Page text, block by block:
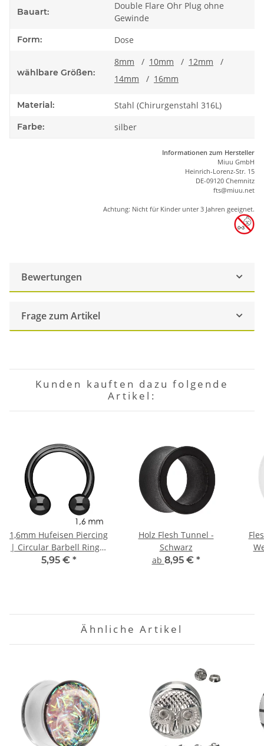
Bauart:
Double Flare Ohr Plug ohne
Gewinde
Form: Dose
wählbare Größen:
8mm / 10mm / 12mm
/
14mm
/ 16mm
Material: Stahl (Chirurgenstahl 316L)
Farbe: silber
Informationen zum Hersteller
Miuu GmbH
Heinrich-Lorenz-Str. 15
DE-09120 Chemnitz
fts@miuu.net
Achtung: Nicht für Kinder unter 3 Jahren geeignet.
Bewertungen
Frage zum Artikel
Kunden kauften dazu folgende
Artikel:
1,6mm Hufeisen Piercing
| Circular Barbell Ring |
Schwarz
5,95 € *
Holz Flesh Tunnel -
Schwarz
ab 8,95 € *
Ähnliche Artikel